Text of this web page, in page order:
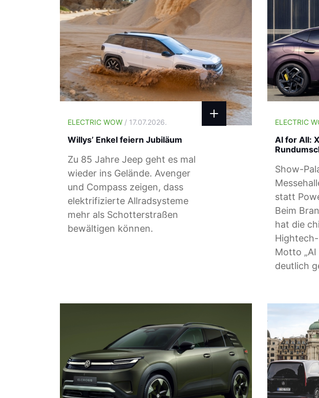
ELECTRIC WOW / 17.07.2026.
Willys’ Enkel feiern Jubiläum
Zu 85 Jahre Jeep geht es mal
wieder ins Gelände. Avenger
und Compass zeigen, dass
elektrifizierte Allradsysteme
mehr als Schotterstraßen
bewältigen können.
ELECTRIC
AI for All:
Show-
statt
Beim
hat die
Motto „AI
deutlich